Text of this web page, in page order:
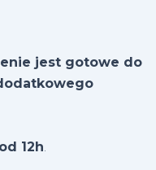
jest gotowe do
12h.